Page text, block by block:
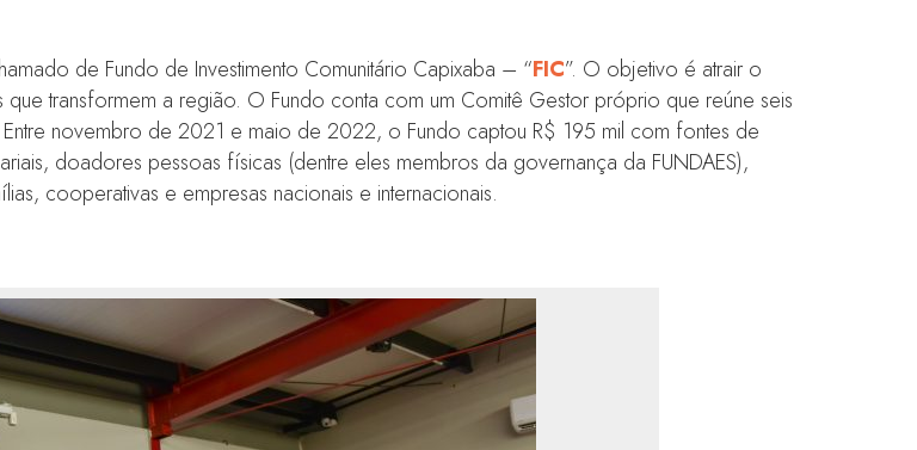
de Fundo de Investimento Comunitário Capixaba – “FIC”. O objetivo é atrair o
transformem a região. O Fundo conta com um Comitê Gestor próprio que reúne seis
novembro de 2021 e maio de 2022, o Fundo captou R$ 195 mil com fontes de
doadores pessoas físicas (dentre eles membros da governança da FUNDAES),
cooperativas e empresas nacionais e internacionais.